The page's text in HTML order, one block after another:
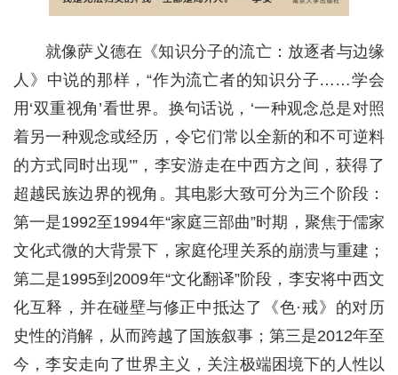
就像萨义德在《知识分子的流亡：放逐者与边缘
人》中说的那样，“作为流亡者的知识分子……学会
用‘双重视角’看世界。换句话说，‘一种观念总是对照
着另一种观念或经历，令它们常以全新的和不可逆料
的方式同时出现’”，李安游走在中西方之间，获得了
超越民族边界的视角。其电影大致可分为三个阶段：
第一是1992至1994年“家庭三部曲”时期，聚焦于儒家
文化式微的大背景下，家庭伦理关系的崩溃与重建；
第二是1995到2009年“文化翻译”阶段，李安将中西文
化互释，并在碰壁与修正中抵达了《色·戒》的对历
史性的消解，从而跨越了国族叙事；第三是2012年至
今，李安走向了世界主义，关注极端困境下的人性以